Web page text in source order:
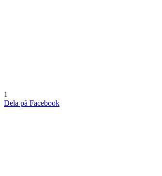
1
Dela på Facebook